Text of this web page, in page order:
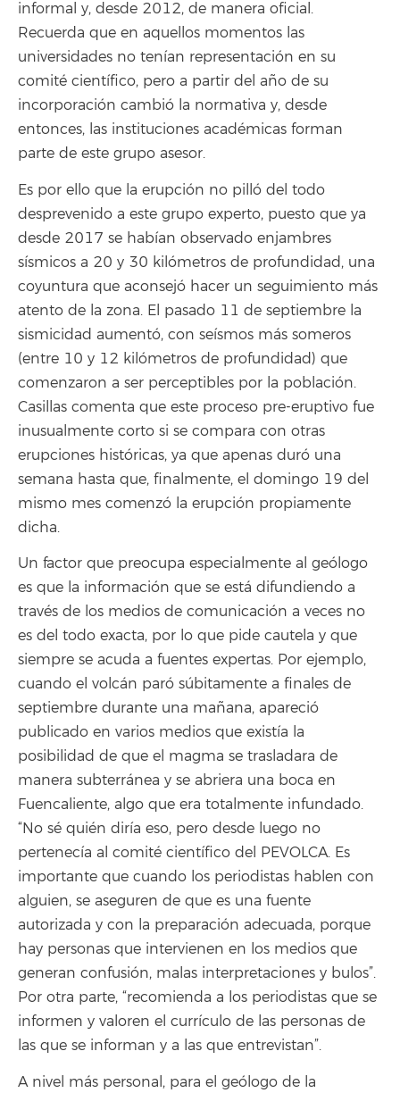
informal y, desde 2012, de manera oficial.
Recuerda que en aquellos momentos las
universidades no tenían representación en su
comité científico, pero a partir del año de su
incorporación cambió la normativa y, desde
entonces, las instituciones académicas forman
parte de este grupo asesor.
Es por ello que la erupción no pilló del todo
desprevenido a este grupo experto, puesto que ya
desde 2017 se habían observado enjambres
sísmicos a 20 y 30 kilómetros de profundidad, una
coyuntura que aconsejó hacer un seguimiento más
atento de la zona. El pasado 11 de septiembre la
sismicidad aumentó, con seísmos más someros
(entre 10 y 12 kilómetros de profundidad) que
comenzaron a ser perceptibles por la población.
Casillas comenta que este proceso pre-eruptivo fue
inusualmente corto si se compara con otras
erupciones históricas, ya que apenas duró una
semana hasta que, finalmente, el domingo 19 del
mismo mes comenzó la erupción propiamente
dicha.
Un factor que preocupa especialmente al geólogo
es que la información que se está difundiendo a
través de los medios de comunicación a veces no
es del todo exacta, por lo que pide cautela y que
siempre se acuda a fuentes expertas. Por ejemplo,
cuando el volcán paró súbitamente a finales de
septiembre durante una mañana, apareció
publicado en varios medios que existía la
posibilidad de que el magma se trasladara de
manera subterránea y se abriera una boca en
Fuencaliente, algo que era totalmente infundado.
“No sé quién diría eso, pero desde luego no
pertenecía al comité científico del PEVOLCA. Es
importante que cuando los periodistas hablen con
alguien, se aseguren de que es una fuente
autorizada y con la preparación adecuada, porque
hay personas que intervienen en los medios que
generan confusión, malas interpretaciones y bulos”.
Por otra parte, “recomienda a los periodistas que se
informen y valoren el currículo de las personas de
las que se informan y a las que entrevistan”.
A nivel más personal, para el geólogo de la